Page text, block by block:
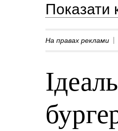
Показати
На правах реклами